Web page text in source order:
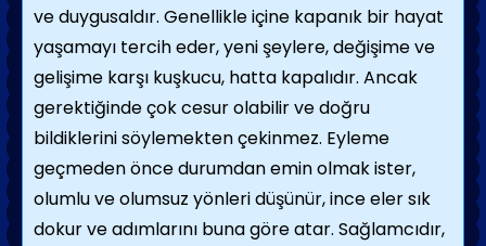
ve duygusaldır. Genellikle içine kapanık bir hayat
yaşamayı tercih eder, yeni şeylere, değişime ve
gelişime karşı kuşkucu, hatta kapalıdır. Ancak
gerektiğinde çok cesur olabilir ve doğru
bildiklerini söylemekten çekinmez. Eyleme
geçmeden önce durumdan emin olmak ister,
olumlu ve olumsuz yönleri düşünür, ince eler sık
dokur ve adımlarını buna göre atar. Sağlamcıdır,